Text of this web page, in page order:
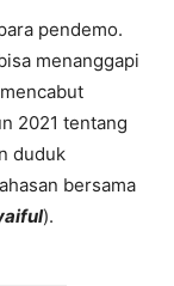
pendemo.
menanggapi
2021 tentang
duduk
bersama
).